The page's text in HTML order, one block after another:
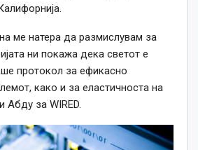
ме натера да размислувам за
ни покажа дека светот е
протокол за ефикасно
како и за еластичноста на
Абду за WIRED.